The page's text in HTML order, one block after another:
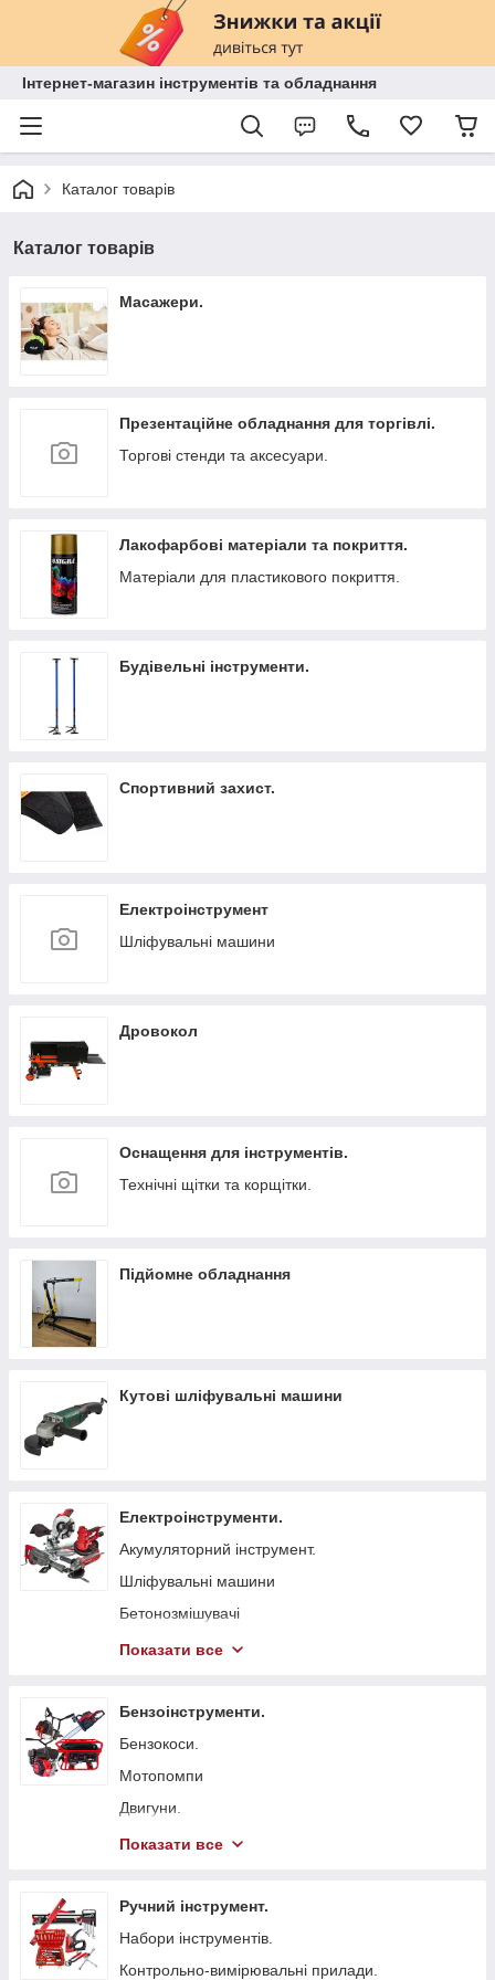
Інтернет-магазин інструментів та обладнання
Каталог товарів
Каталог товарів
Масажери.
Презентаційне обладнання для торгівлі.
Торгові стенди та аксесуари.
Лакофарбові матеріали та покриття.
Матеріали для пластикового покриття.
Будівельні інструменти.
Спортивний захист.
Електроінструмент
Шліфувальні машини
Дровокол
Оснащення для інструментів.
Технічні щітки та корщітки.
Підйомне обладнання
Кутові шліфувальні машини
Електроінструменти.
Акумуляторний інструмент.
Шліфувальні машини
Бетонозмішувачі
Болгарка (КШМ)
Вібратори глибинні для бетону
Стрічкові пили
Токарні станки
Гайковерти мережеві
Свердлильні верстати
Штроборізи
Плиткорізи.
Електроножиці
Показати все
Бензоінструменти.
Бензокоси.
Мотопомпи
Двигуни.
Бензопили.
Віброплити
Бензинові газонокосарки.
Бетонорізи
Показати все
Ручний інструмент.
Набори інструментів.
Контрольно-вимірювальні прилади.